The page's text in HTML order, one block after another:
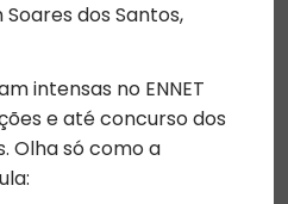
dos Santos,
intensas no ENNET
e até concurso dos
Olha só como a